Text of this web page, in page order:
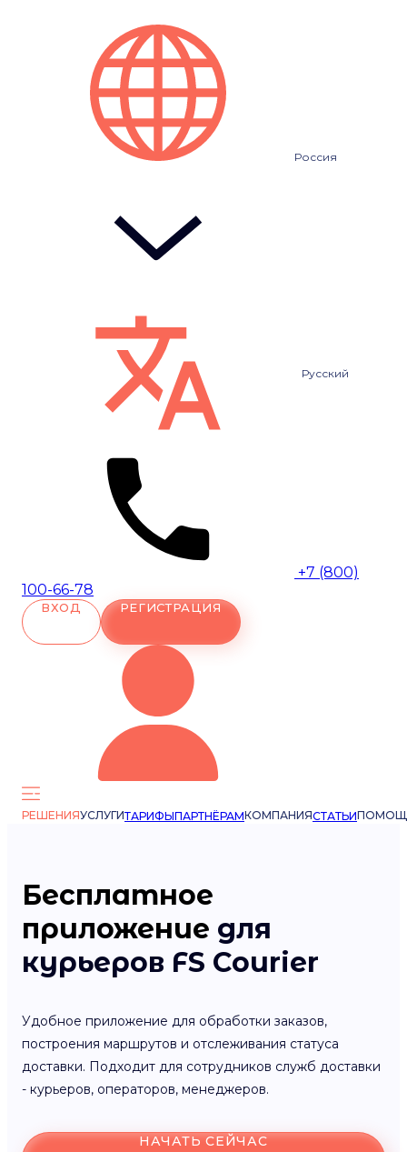
Россия
Русский
+7 (800)
100-66-78
ВХОД РЕГИСТРАЦИЯ
РЕШЕНИЯУСЛУГИТАРИФЫПАРТНЁРАМКОМПАНИЯСТАТЬИ
Бесплатное
приложение для
курьеров FS Courier
Удобное приложение для обработки заказов,
построения маршрутов и отслеживания статуса
доставки. Подходит для сотрудников служб доставки
- курьеров, операторов, менеджеров.
НАЧАТЬ СЕЙЧАС